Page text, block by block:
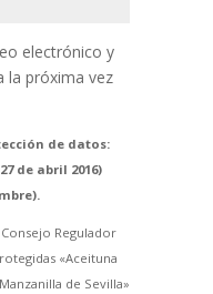
electrónico y
la próxima vez
de datos:
de abril 2016)
Regulador
«Aceituna
de Sevilla»